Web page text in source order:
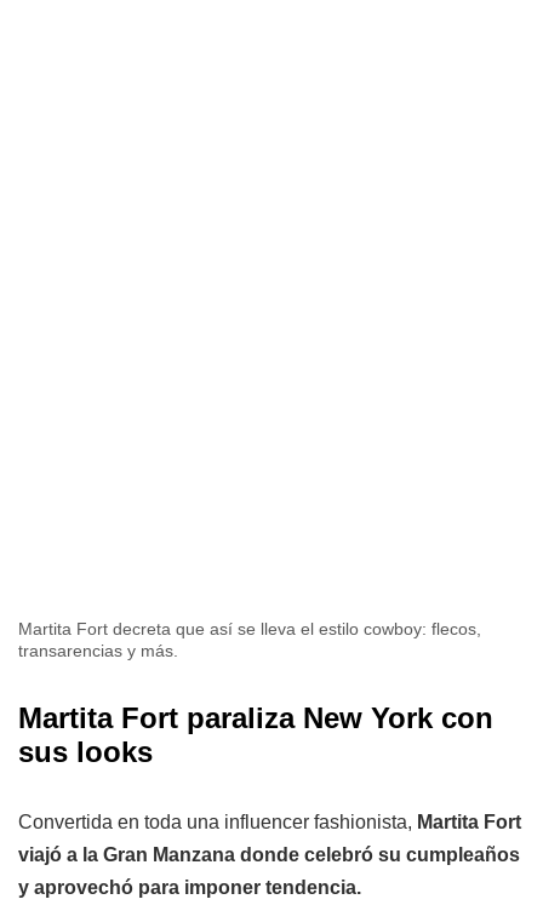
Martita Fort decreta que así se lleva el estilo cowboy: flecos,
transarencias y más.
Martita Fort paraliza New York con
sus looks
Convertida en toda una influencer fashionista, Martita Fort
viajó a la Gran Manzana donde celebró su cumpleaños
y aprovechó para imponer tendencia.